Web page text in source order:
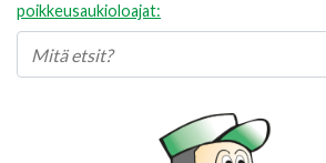
poikkeusaukioloajat: